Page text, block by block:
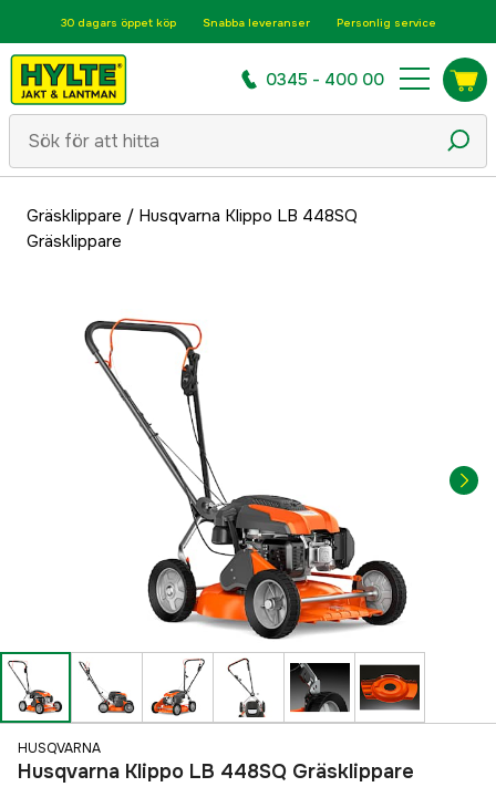
30 dagars öppet köp Snabba leveranser Personlig service
0345 - 400 00
Gräsklippare / Husqvarna Klippo LB 448SQ
Gräsklippare
HUSQVARNA
Husqvarna Klippo LB 448SQ Gräsklippare